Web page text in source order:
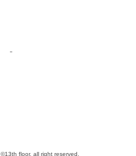
©13th floor. all right reserved.